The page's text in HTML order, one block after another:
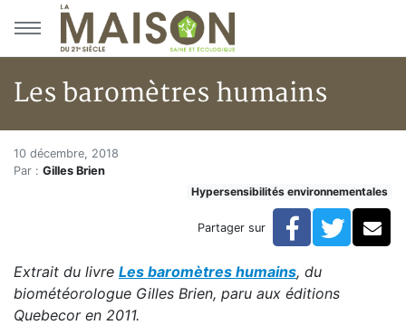
Aller au menu principal
Aller au contenu principal
Les baromètres humains
Accueil
Articles
Hypersensibilités environnementales
Les baromètres humains
Les baromètres humains
10 décembre, 2018
Par : Gilles Brien
Hypersensibilités environnementales
Partager sur Facebook
Extrait du livre Les baromètres humains, du
biométéorologue Gilles Brien, paru aux éditions
Quebecor en 2011.